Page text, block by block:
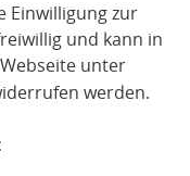
Einwilligung zur
und kann in
unter
werden.